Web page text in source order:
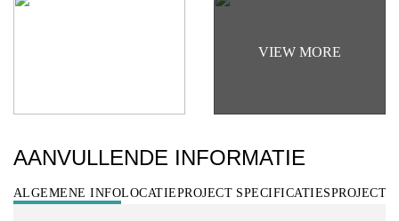
AANVULLENDE INFORMATIE
ALGEMENE INFOLOCATIEPROJECT SPECIFICATIESPROJECT